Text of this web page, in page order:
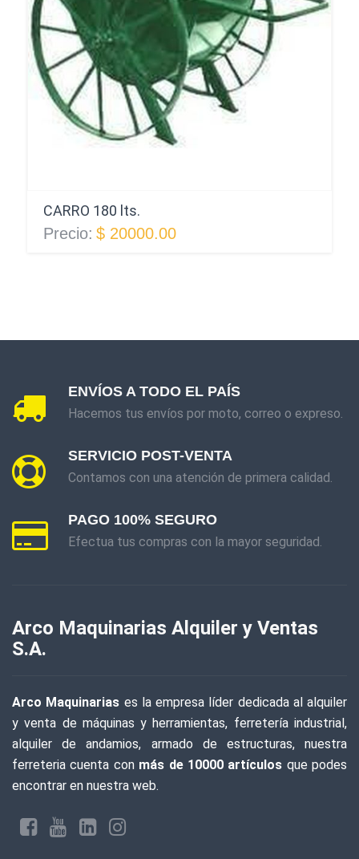
CARRO 180 lts.
Precio: $ 20000.00
ENVÍOS A TODO EL PAÍS
Hacemos tus envíos por moto, correo o expreso.
SERVICIO POST-VENTA
Contamos con una atención de primera calidad.
PAGO 100% SEGURO
Efectua tus compras con la mayor seguridad.
Arco Maquinarias Alquiler y Ventas
S.A.
Arco Maquinarias es la empresa líder dedicada al alquiler
y venta de máquinas y herramientas, ferretería industrial,
alquiler de andamios, armado de estructuras, nuestra
ferreteria cuenta con más de 10000 artículos que podes
encontrar en nuestra web.